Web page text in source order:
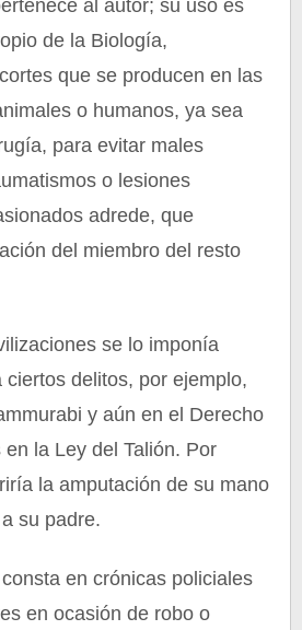
al autor; su uso es
de la Biología,
que se producen en las
o humanos, ya sea
para evitar males
o lesiones
adrede, que
del miembro del resto
se lo imponía
delitos, por ejemplo,
y aún en el Derecho
la Ley del Talión. Por
la amputación de su mano
su padre.
en crónicas policiales
en ocasión de robo o